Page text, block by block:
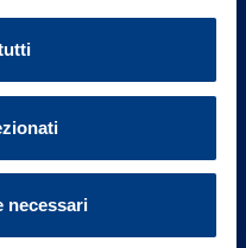
necessari